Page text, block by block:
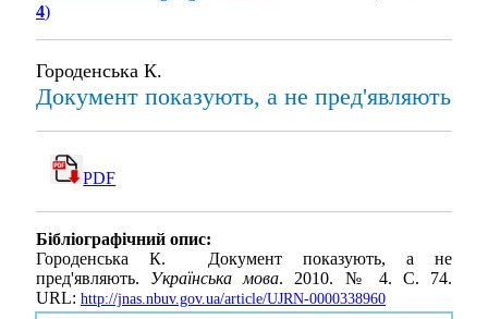
4)
Городенська К.
Документ показують, а не пред'являють
PDF
Бібліографічний опис:
Городенська К. Документ показують, а не
пред'являють. Українська мова. 2010. № 4. С. 74.
URL: http://jnas.nbuv.gov.ua/article/UJRN-0000338960